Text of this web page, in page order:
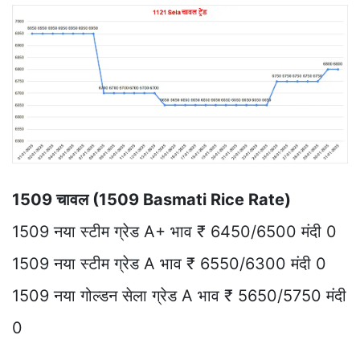
1509 चावल (1509 Basmati Rice Rate)
1509 नया स्टीम ग्रेड A+ भाव ₹ 6450/6500 मंदी 0
1509 नया स्टीम ग्रेड A भाव ₹ 6550/6300 मंदी 0
1509 नया गोल्डन सेला ग्रेड A भाव ₹ 5650/5750 मंदी
0